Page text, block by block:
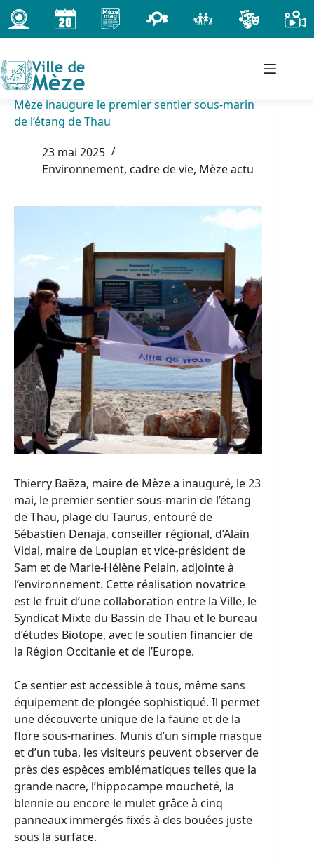
Passer
au
contenu
Mèze inaugure le premier sentier sous-marin
de l’étang de Thau
23 mai 2025
Environnement, cadre de vie, Mèze actu
Thierry Baëza, maire de Mèze a inauguré, le 23
mai, le premier sentier sous-marin de l’étang
de Thau, plage du Taurus, entouré de
Sébastien Denaja, conseiller régional, d’Alain
Vidal, maire de Loupian et vice-président de
Sam et de Marie-Hélène Pelain, adjointe à
l’environnement. Cette réalisation novatrice
est le fruit d’une collaboration entre la Ville, le
Syndicat Mixte du Bassin de Thau et le bureau
d’études Biotope, avec le soutien financier de
la Région Occitanie et de l’Europe.
Ce sentier est accessible à tous, même sans
équipement de plongée sophistiqué. Il permet
une découverte unique de la faune et de la
flore sous-marines. Munis d’un simple masque
et d’un tuba, les visiteurs peuvent observer de
près des espèces emblématiques telles que la
grande nacre, l’hippocampe moucheté, la
blennie ou encore le mulet grâce à cinq
panneaux immergés fixés à des bouées juste
sous la surface.